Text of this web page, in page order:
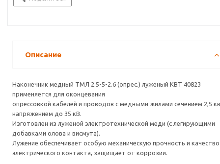
Описание
Наконечник медный ТМЛ 2.5-5-2.6 (опрес.) луженый КВТ 40823
применяется для оконцевания
опрессовкой кабелей и проводов с медными жилами сечением 2,5
напряжением до 35 кВ.
Изготовлен из луженой электротехнической меди (с легирующими
добавками олова и висмута).
Лужение обеспечивает особую механическую прочность и качество
электрического контакта, защищает от коррозии.